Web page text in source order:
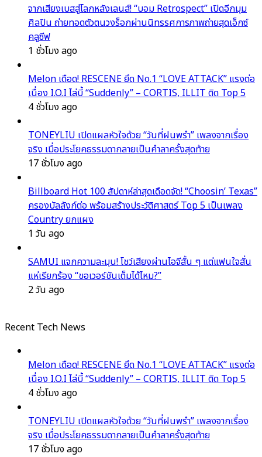
จากเสียงเบสสู่โลกหลังเลนส์! “บอม Retrospect” เปิดอีกมุม
ศิลปิน ถ่ายทอดตัวตนวงร็อกผ่านนิทรรศการภาพถ่ายสุดเอ็กซ์
คลูซีฟ
1 ชั่วโมง ago
Melon เดือด! RESCENE ยึด No.1 “LOVE ATTACK” แรงต่อ
เนื่อง I.O.I ไล่บี้ “Suddenly” – CORTIS, ILLIT ติด Top 5
4 ชั่วโมง ago
TONEYLIU เปิดแผลหัวใจด้วย “วันที่ฝนพรำ” เพลงจากเรื่อง
จริง เมื่อประโยคธรรมดากลายเป็นคำลาครั้งสุดท้าย
17 ชั่วโมง ago
Billboard Hot 100 สัปดาห์ล่าสุดเดือดจัด! “Choosin’ Texas”
ครองบัลลังก์ต่อ พร้อมสร้างประวัติศาสตร์ Top 5 เป็นเพลง
Country ยกแผง
1 วัน ago
SAMUI แจกความละมุน! โชว์เสียงผ่านไอจีสั้น ๆ แต่แฟนใจสั่น
แห่เรียกร้อง “ขอเวอร์ชันเต็มได้ไหม?”
2 วัน ago
Recent Tech News
Melon เดือด! RESCENE ยึด No.1 “LOVE ATTACK” แรงต่อ
เนื่อง I.O.I ไล่บี้ “Suddenly” – CORTIS, ILLIT ติด Top 5
4 ชั่วโมง ago
TONEYLIU เปิดแผลหัวใจด้วย “วันที่ฝนพรำ” เพลงจากเรื่อง
จริง เมื่อประโยคธรรมดากลายเป็นคำลาครั้งสุดท้าย
17 ชั่วโมง ago